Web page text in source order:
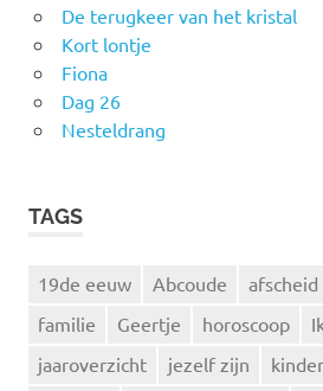
De terugkeer van het kristal
Kort lontje
Fiona
Dag 26
Nesteldrang
TAGS
19de eeuw Abcoude afscheid
familie
Geertje horoscoop
jaaroverzicht
jezelf zijn